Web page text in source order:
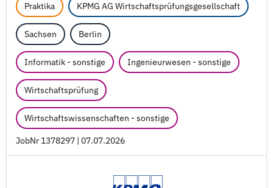
Praktika KPMG AG Wirtschaftsprüfungsgesellschaft
Sachsen Berlin
Informatik - sonstige Ingenieurwesen - sonstige
Wirtschaftsprüfung
Wirtschaftswissenschaften - sonstige
JobNr 1378297 | 07.07.2026